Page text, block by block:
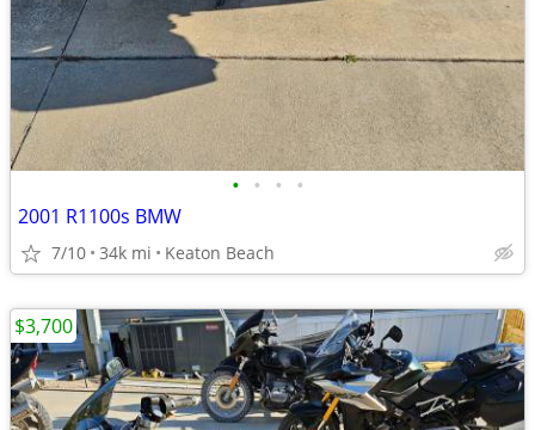
• • • •
2001 R1100s BMW
7/10 34k mi Keaton Beach
$3,700